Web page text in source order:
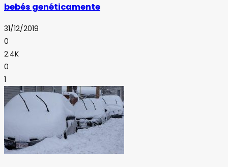
bebés genéticamente
31/12/2019
0
2.4K
0
1